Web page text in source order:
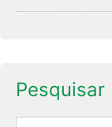
Pesquisar